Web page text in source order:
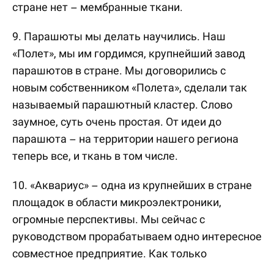
стране нет – мембранные ткани.
9. Парашюты мы делать научились. Наш
«Полет», мы им гордимся, крупнейший завод
парашютов в стране. Мы договорились с
новым собственником «Полета», сделали так
называемый парашютный кластер. Слово
заумное, суть очень простая. От идеи до
парашюта – на территории нашего региона
теперь все, и ткань в том числе.
10. «Аквариус» – одна из крупнейших в стране
площадок в области микроэлектроники,
огромные перспективы. Мы сейчас с
руководством прорабатываем одно интересное
совместное предприятие. Как только